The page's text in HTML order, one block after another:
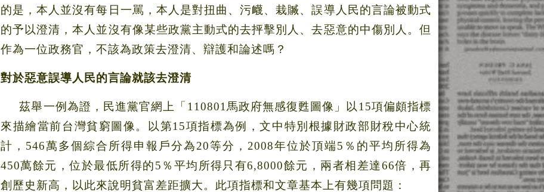
的是，本人並沒有每日一駡，本人是對扭曲、污衊、栽贓、誤導人民的言論被動式
的予以澄清，本人並沒有像某些政黨主動式的去抨擊別人、去惡意的中傷別人。但
作為一位政務官，不該為政策去澄清、辯護和論述嗎？
對於惡意誤導人民的言論就該去澄清
茲舉一例為證，民進黨官網上「 110801 馬政府無感復甦圖像」以 15項偏頗指標
來描繪當前台灣貧窮圖像。以第15項指標為例，文中特別根據財政部財稅中心統
計， 546萬多個綜合所得申報戶分為20等分， 2008年位於頂端5 ％的平均所得為
450萬餘元，位於最低所得的5 ％平均所得只有6,8000餘元，兩者相差達66倍，再
創歷史新高，以此來說明貧富差距擴大。此項指標和文章基本上有幾項問題：